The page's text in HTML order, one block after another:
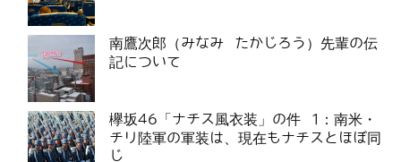
南鷹次郎（みなみ たかじろう）先輩の伝
記について
欅坂46「ナチス風衣装」の件 1：南米・
チリ陸軍の軍装は、現在もナチスとほぼ同
じ